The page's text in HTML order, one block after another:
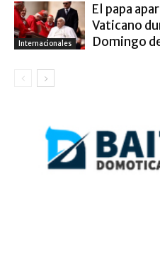
Internacionales
El papa
Vaticano
Domingo